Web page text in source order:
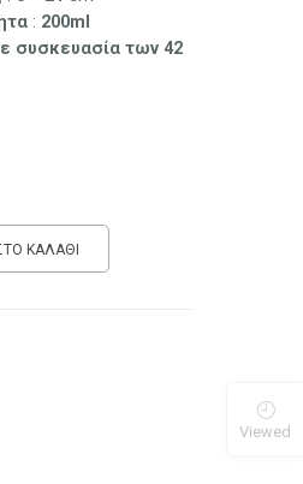
: 200ml
συσκευασία των 42
ΚΑΛΆΘΙ
Viewed